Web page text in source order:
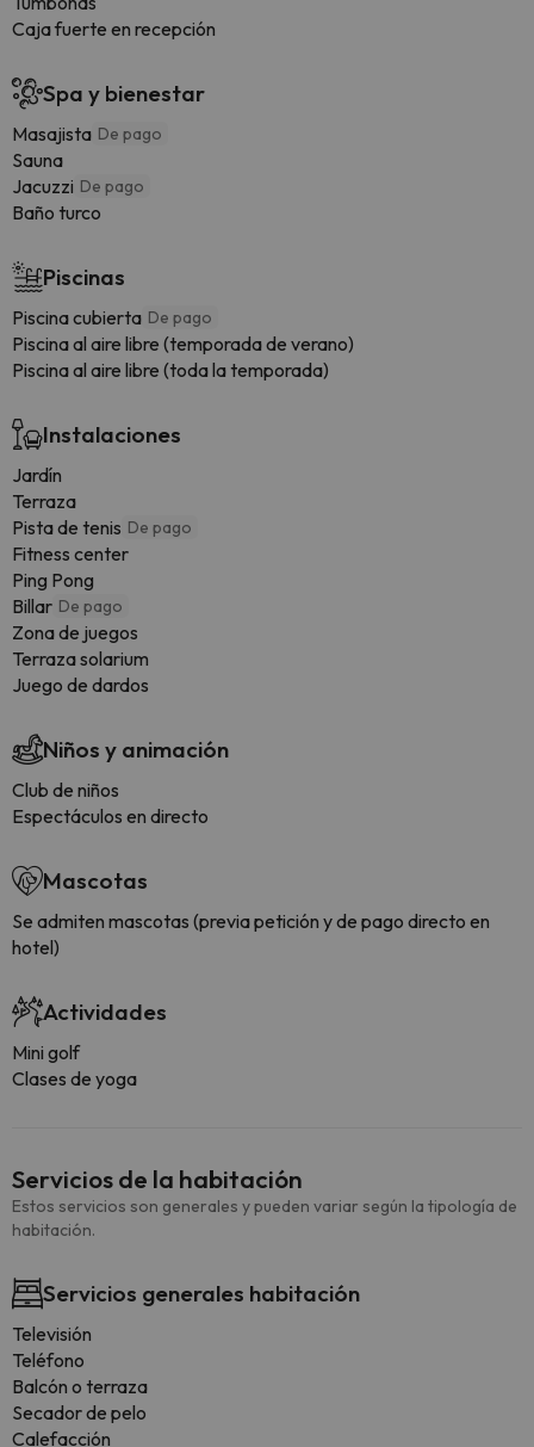
Caja fuerte en recepción
Spa y bienestar
Masajista De pago
Sauna
Jacuzzi De pago
Baño turco
Piscinas
Piscina cubierta De pago
Piscina al aire libre (temporada de verano)
Piscina al aire libre (toda la temporada)
Instalaciones
Jardín
Terraza
Pista de tenis De pago
Fitness center
Ping Pong
Billar De pago
Zona de juegos
Terraza solarium
Juego de dardos
Niños y animación
Club de niños
Espectáculos en directo
Mascotas
Se admiten mascotas (previa petición y de pago directo en
hotel)
Actividades
Mini golf
Clases de yoga
Servicios de la habitación
Estos servicios son generales y pueden variar según la tipología de
habitación.
Servicios generales habitación
Televisión
Teléfono
Balcón o terraza
Secador de pelo
Calefacción